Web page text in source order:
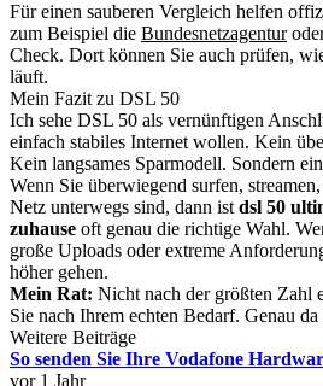
Für einen sauberen Vergleich helfen
zum Beispiel die Bundesnetzagentur
Check. Dort können Sie auch prüfen,
läuft.
Mein Fazit zu DSL 50
Ich sehe DSL 50 als vernünftigen
einfach stabiles Internet wollen. Kein
Kein langsames Sparmodell. Sondern
Wenn Sie überwiegend surfen,
Netz unterwegs sind, dann ist dsl 50
zuhause oft genau die richtige Wahl.
große Uploads oder extreme
höher gehen.
Mein Rat: Nicht nach der größten Zahl
Sie nach Ihrem echten Bedarf. Genau
Weitere Beiträge
So senden Sie Ihre Vodafone
vor 1 Jahr